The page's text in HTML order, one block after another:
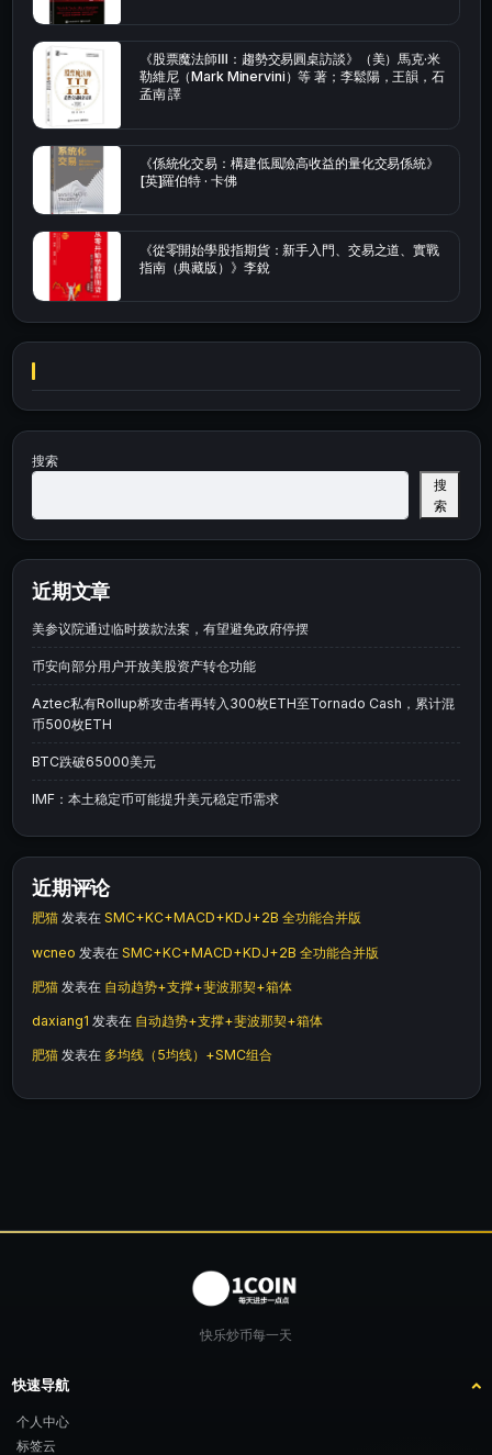
《股票魔法師Ⅲ：趨勢交易圓桌訪談》（美）馬克·米
勒維尼（Mark Minervini）等 著；李鬆陽，王韻，石
孟南 譯
《係統化交易：構建低風險高收益的量化交易係統》
[英]羅伯特 · 卡佛
《從零開始學股指期貨：新手入門、交易之道、實戰
指南（典藏版）》李銳
搜索
搜
索
近期文章
美参议院通过临时拨款法案，有望避免政府停摆
币安向部分用户开放美股资产转仓功能
Aztec私有Rollup桥攻击者再转入300枚ETH至Tornado Cash，累计混
币500枚ETH
BTC跌破65000美元
IMF：本土稳定币可能提升美元稳定币需求
近期评论
肥猫 发表在 SMC+KC+MACD+KDJ+2B 全功能合并版
wcneo 发表在 SMC+KC+MACD+KDJ+2B 全功能合并版
肥猫 发表在 自动趋势+支撑+斐波那契+箱体
daxiang1 发表在 自动趋势+支撑+斐波那契+箱体
肥猫 发表在 多均线（5均线）+SMC组合
快乐炒币每一天
快速导航
个人中心
标签云